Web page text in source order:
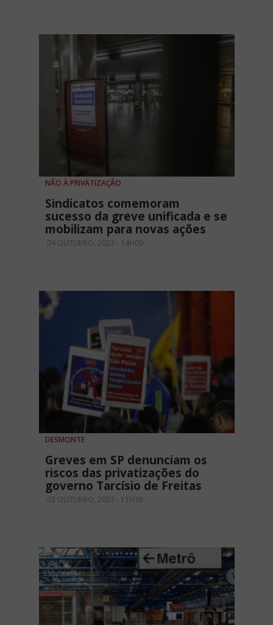
NÃO À PRIVATIZAÇÃO
Sindicatos comemoram
sucesso da greve unificada e se
mobilizam para novas ações
04 OUTUBRO, 2023 - 14H09
DESMONTE
Greves em SP denunciam os
riscos das privatizações do
governo Tarcísio de Freitas
03 OUTUBRO, 2023 - 11H38